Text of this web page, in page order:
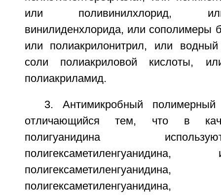
или поливинилхлорид,
винилиденхлорида, или сополимеры
или полиакрилонитрил, или водный
соли полиакриловой кислоты,
полиакриламид.
3. Антимикробный
отличающийся тем, что в
полигуанидина